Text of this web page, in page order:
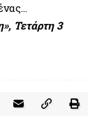
, Τετάρτη 3